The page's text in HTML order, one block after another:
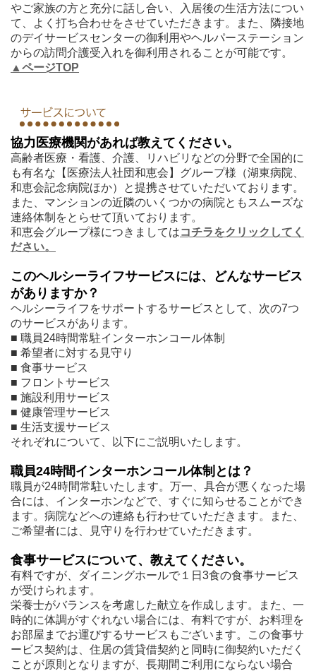
やご家族の方と充分に話し合い、入居後の生活方法につい
て、よく打ち合わせをさせていただきます。また、隣接地
のデイサービスセンターの御利用やヘルパーステーション
からの訪問介護受入れを御利用されることが可能です。
▲ページTOP
協力医療機関があれば教えてください。
高齢者医療・看護、介護、リハビリなどの分野で全国的に
も有名な【医療法人社団和恵会】グループ様（湖東病院、
和恵会記念病院ほか）と提携させていただいております。
また、マンションの近隣のいくつかの病院ともスムーズな
連絡体制をとらせて頂いております。
和恵会グループ様につきましてはコチラをクリックしてく
ださい。
このヘルシーライフサービスには、どんなサービス
がありますか？
ヘルシーライフをサポートするサービスとして、次の7つ
のサービスがあります。
■ 職員24時間常駐インターホンコール体制
■ 希望者に対する見守り
■ 食事サービス
■ フロントサービス
■ 施設利用サービス
■ 健康管理サービス
■ 生活支援サービス
それぞれについて、以下にご説明いたします。
職員24時間インターホンコール体制とは？
職員が24時間常駐いたします。万一、具合が悪くなった場
合には、インターホンなどで、すぐに知らせることができ
ます。病院などへの連絡も行わせていただきます。また、
ご希望者には、見守りを行わせていただきます。
食事サービスについて、教えてください。
有料ですが、ダイニングホールで１日3食の食事サービス
が受けられます。
栄養士がバランスを考慮した献立を作成します。また、一
時的に体調がすぐれない場合には、有料ですが、お料理を
お部屋までお運びするサービスもございます。この食事サ
ービス契約は、住居の賃貸借契約と同時に御契約いただく
ことが原則となりますが、長期間ご利用にならない場合